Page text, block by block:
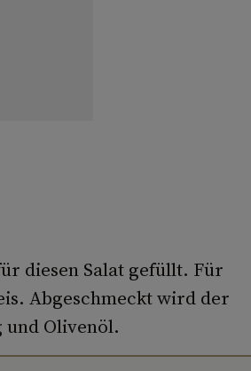
diesen Salat gefüllt. Für
Abgeschmeckt wird der
und Olivenöl.